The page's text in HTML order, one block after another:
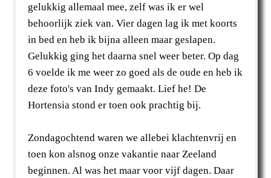
gelukkig allemaal mee, zelf was ik er wel
behoorlijk ziek van. Vier dagen lag ik met koorts
in bed en heb ik bijna alleen maar geslapen.
Gelukkig ging het daarna snel weer beter. Op dag
6 voelde ik me weer zo goed als de oude en heb ik
deze foto's van Indy gemaakt. Lief he! De
Hortensia stond er toen ook prachtig bij.
Zondagochtend waren we allebei klachtenvrij en
toen kon alsnog onze vakantie naar Zeeland
beginnen. Al was het maar voor vijf dagen. Daar